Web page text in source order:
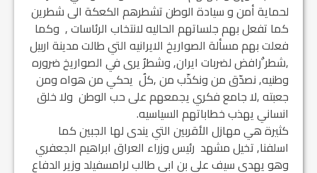
لحماية أمن و سيادة الوطن تشطرهم الكعكة الى شطرين
كما تفعل بهم جلساتهم الحاليه لانتخاب الرئاسات , وكما
فعلت بهم مسألة الصواريخ الايرانيه التي طالت مدينة اربيل
,شطر ٌرافض لضربات ايران, وشطرٌ يرى في الصواريخ ضروره
وطنيه, نصدّق من ونكذّب من ,كلٌ يحكي من هواه ومن
جعبته ,لا جامع فكري يجمعهم على حب الوطن ولا خلق
انساني يهذب خطاباتهم السياسيه.
كثيرة هي مهازل الأقربين التي يندى لها الجبين كما
اسلفنا, تخيل مشهد رئيس وزراء العراق ابراهيم الجعفري
وهو يهدي سيف علي بن ابي طالب لرامسفيلد وزير الدفاع